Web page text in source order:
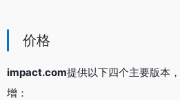
价格
impact.com提供以下四个主要版本
增：